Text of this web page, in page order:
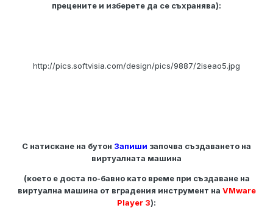
прецените и изберете да се съхранява):
http://pics.softvisia.com/design/pics/9887/2iseao5.jpg
С натискане на бутон Запиши започва създаването на
виртуалната машина
(което е доста по-бавно като време при създаване на
виртуална машина от вградения инструмент на VMware
Player 3):